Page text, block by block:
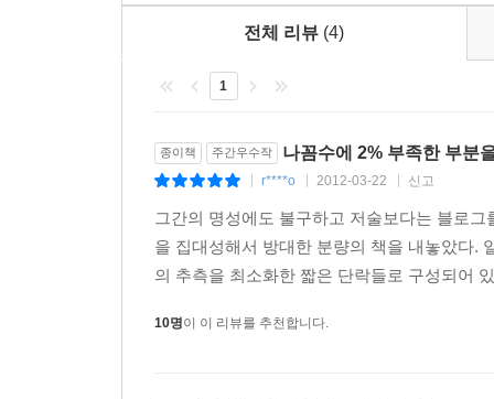
전체 리뷰 (4)
1
종이책 주간우수작 나꼼수에 2% 부족한 부분
r****o 2012-03-22 신고
그간의 명성에도 불구하고 저술보다는 블로
을 집대성해서 방대한 분량의 책을 내놓았다.
의 추측을 최소화한 짧은 단락들로 구성되어
10명이 이 리뷰를 추천합니다.